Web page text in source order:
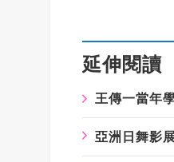
延伸閱讀
王傳一當年
亞洲日舞影